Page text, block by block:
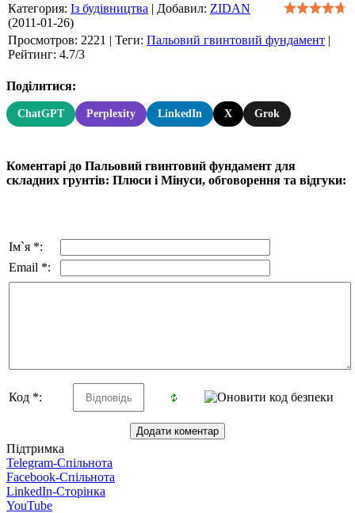
Категория: Із будівництва | Добавил: ZIDAN
(2011-01-26)
Просмотров: 2221 | Теги: Пальовий гвинтовий фундамент |
Рейтинг: 4.7/3
Поділитися:
ChatGPT Perplexity LinkedIn X Grok
Коментарі до Пальовий гвинтовий фундамент для
складних грунтів: Плюси і Мінуси, обговорення та відгуки:
Ім`я *:
Email *:
Код *:
Підтримка
Telegram-Спільнота
Facebook-Спільнота
LinkedIn-Сторінка
YouTube